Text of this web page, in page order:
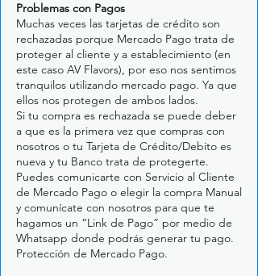
Problemas con Pagos
Muchas veces las tarjetas de crédito son
rechazadas porque Mercado Pago trata de
proteger al cliente y a establecimiento (en
este caso AV Flavors), por eso nos sentimos
tranquilos utilizando mercado pago. Ya que
ellos nos protegen de ambos lados.
Si tu compra es rechazada se puede deber
a que es la primera vez que compras con
nosotros o tu Tarjeta de Crédito/Debito es
nueva y tu Banco trata de protegerte.
Puedes comunicarte con Servicio al Cliente
de Mercado Pago o elegir la compra Manual
y comunícate con nosotros para que te
hagamos un “Link de Pago” por medio de
Whatsapp donde podrás generar tu pago.
Protección de Mercado Pago.